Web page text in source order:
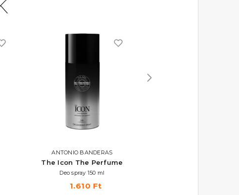
ANTONIO BANDERAS
The Icon The Perfume
Deo spray 150 ml
1.610 Ft